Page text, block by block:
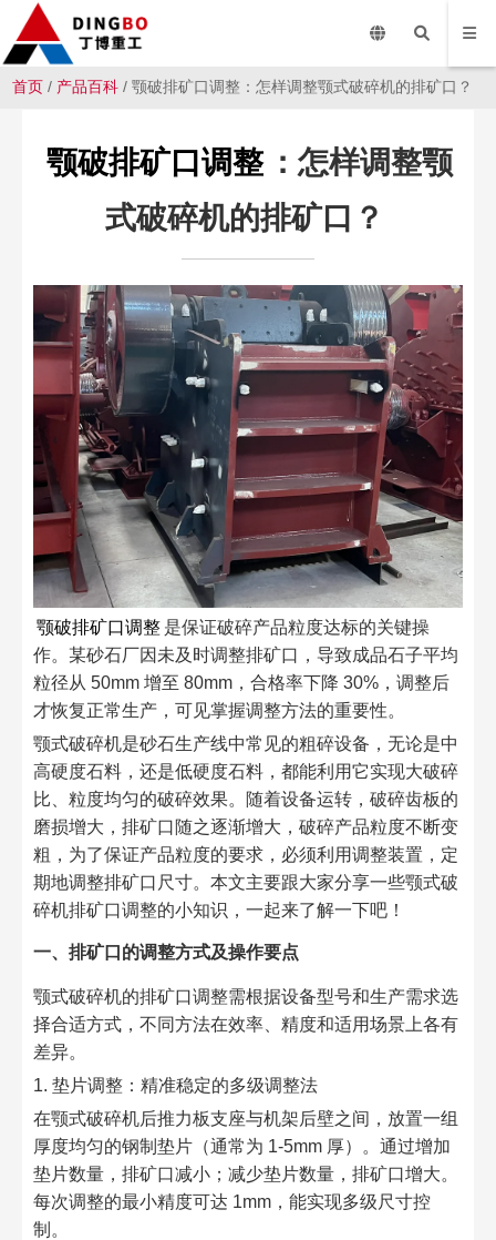
首页 / 产品百科 / 颚破排矿口调整：怎样调整颚式破碎机的排矿口？
颚破排矿口调整 ：怎样调整颚
式破碎机的排矿口？
颚破排矿口调整 是保证破碎产品粒度达标的关键操
作。某砂石厂因未及时调整排矿口，导致成品石子平均
粒径从 50mm 增至 80mm，合格率下降 30%，调整后
才恢复正常生产，可见掌握调整方法的重要性。​
颚式破碎机是砂石生产线中常见的粗碎设备，无论是中
高硬度石料，还是低硬度石料，都能利用它实现大破碎
比、粒度均匀的破碎效果。随着设备运转，破碎齿板的
磨损增大，排矿口随之逐渐增大，破碎产品粒度不断变
粗，为了保证产品粒度的要求，必须利用调整装置，定
期地调整排矿口尺寸。本文主要跟大家分享一些颚式破
碎机排矿口调整的小知识，一起来了解一下吧！​
一、排矿口的调整方式及操作要点​
颚式破碎机的排矿口调整需根据设备型号和生产需求选
择合适方式，不同方法在效率、精度和适用场景上各有
差异。​
1. 垫片调整：精准稳定的多级调整法​
在颚式破碎机后推力板支座与机架后壁之间，放置一组
厚度均匀的钢制垫片（通常为 1-5mm 厚）。通过增加
垫片数量，排矿口减小；减少垫片数量，排矿口增大。
每次调整的最小精度可达 1mm，能实现多级尺寸控
制。​